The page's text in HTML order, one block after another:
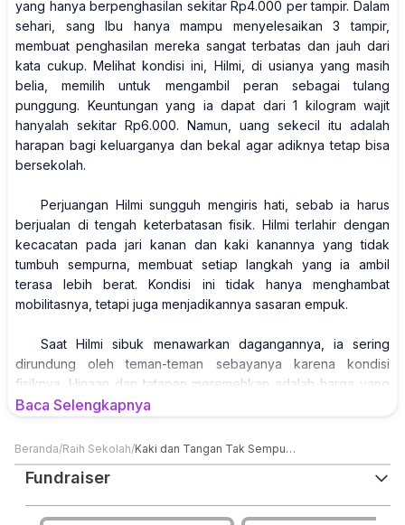
yang hanya berpenghasilan sekitar Rp4.000 per tampir. Dalam
sehari, sang Ibu hanya mampu menyelesaikan 3 tampir,
membuat penghasilan mereka sangat terbatas dan jauh dari
kata cukup. Melihat kondisi ini, Hilmi, di usianya yang masih
belia, memilih untuk mengambil peran sebagai tulang
punggung. Keuntungan yang ia dapat dari 1 kilogram wajit
hanyalah sekitar Rp6.000. Namun, uang sekecil itu adalah
harapan bagi keluarganya dan bekal agar adiknya tetap bisa
bersekolah.
Perjuangan Hilmi sungguh mengiris hati, sebab ia harus
berjualan di tengah keterbatasan fisik. Hilmi terlahir dengan
kecacatan pada jari kanan dan kaki kanannya yang tidak
tumbuh sempurna, membuat setiap langkah yang ia ambil
terasa lebih berat. Kondisi ini tidak hanya menghambat
mobilitasnya, tetapi juga menjadikannya sasaran empuk.
Saat Hilmi sibuk menawarkan dagangannya, ia sering
dirundung oleh teman-teman sebayanya karena kondisi
fisiknya. Hinaan dan tatapan meremehkan adalah harga yang
harus ia bayar setiap sore. Momen paling menyedihkan dari
tersebut, padahal yang ia inginkan hanyalah membantu
keluarga.
Baca Selengkapnya
Beranda/Raih Sekolah/ Kaki dan Tangan Tak Sempurna Hilmi Jadi Tulang Punggung Keluarga
Fundraiser